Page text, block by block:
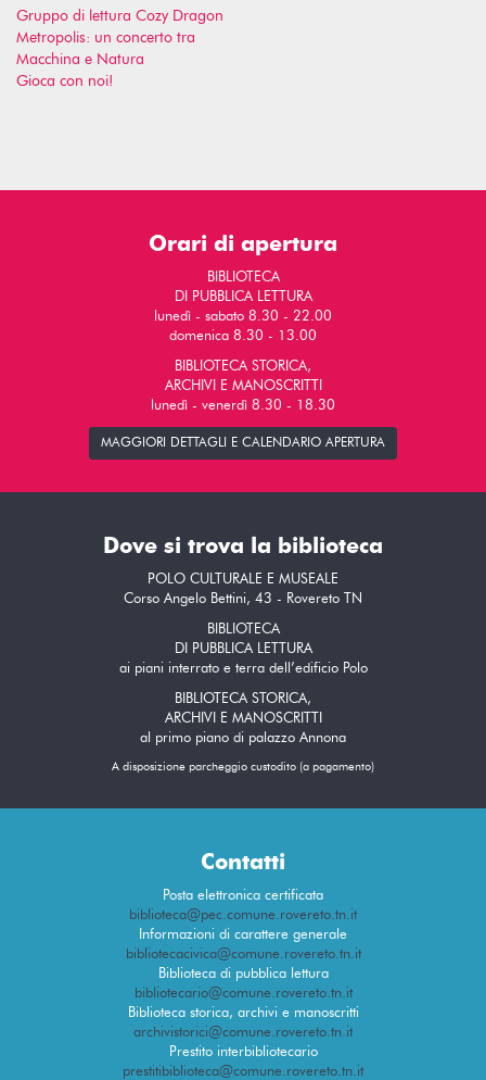
Gruppo di lettura Cozy Dragon
Metropolis: un concerto tra
Macchina e Natura
Gioca con noi!
Orari di apertura
BIBLIOTECA
DI PUBBLICA LETTURA
lunedì - sabato 8.30 - 22.00
domenica 8.30 - 13.00
BIBLIOTECA STORICA,
ARCHIVI E MANOSCRITTI
lunedì - venerdì 8.30 - 18.30
MAGGIORI DETTAGLI E CALENDARIO APERTURA
Dove si trova la biblioteca
POLO CULTURALE E MUSEALE
Corso Angelo Bettini, 43 - Rovereto TN
BIBLIOTECA
DI PUBBLICA LETTURA
ai piani interrato e terra dell’edificio Polo
BIBLIOTECA STORICA,
ARCHIVI E MANOSCRITTI
al primo piano di palazzo Annona
A disposizione parcheggio custodito (a pagamento)
Contatti
Posta elettronica certificata
biblioteca@pec.comune.rovereto.tn.it
Informazioni di carattere generale
bibliotecacivica@comune.rovereto.tn.it
Biblioteca di pubblica lettura
bibliotecario@comune.rovereto.tn.it
Biblioteca storica, archivi e manoscritti
archivistorici@comune.rovereto.tn.it
Prestito interbibliotecario
prestitibiblioteca@comune.rovereto.tn.it